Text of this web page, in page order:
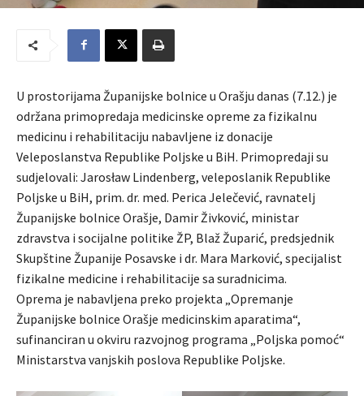
U prostorijama Županijske bolnice u Orašju danas (7.12.) je
održana primopredaja medicinske opreme za fizikalnu
medicinu i rehabilitaciju nabavljene iz donacije
Veleposlanstva Republike Poljske u BiH. Primopredaji su
sudjelovali: Jarosław Lindenberg, veleposlanik Republike
Poljske u BiH, prim. dr. med. Perica Jelečević, ravnatelj
Županijske bolnice Orašje, Damir Živković, ministar
zdravstva i socijalne politike ŽP, Blaž Župarić, predsjednik
Skupštine Županije Posavske i dr. Mara Marković, specijalist
fizikalne medicine i rehabilitacije sa suradnicima.
Oprema je nabavljena preko projekta „Opremanje
Županijske bolnice Orašje medicinskim aparatima“,
sufinanciran u okviru razvojnog programa „Poljska pomoć“
Ministarstva vanjskih poslova Republike Poljske.